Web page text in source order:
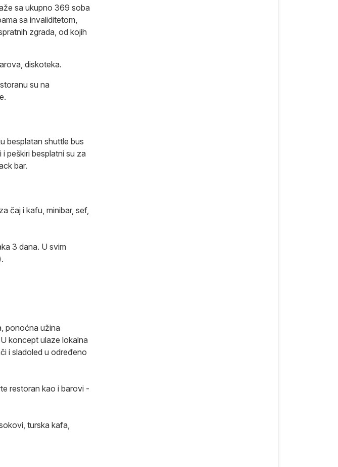
sa ukupno 369 soba
sa invaliditetom,
zgrada, od kojih
diskoteka.
su na
besplatan shuttle bus
peškiri besplatni su za
bar.
čaj i kafu, minibar, sef,
3 dana. U svim
ponoćna užina
koncept ulaze lokalna
i sladoled u određeno
restoran kao i barovi -
turska kafa,